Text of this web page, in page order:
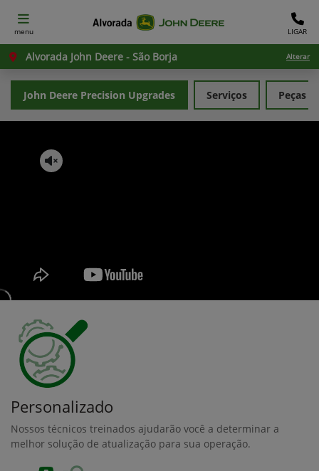
menu LIGAR
Alvorada John Deere - São Borja Alterar
Serviços Peças
John Deere Precision Upgrades
Personalizado
Nossos técnicos treinados ajudarão você a determinar a
melhor solução de atualização para sua operação.